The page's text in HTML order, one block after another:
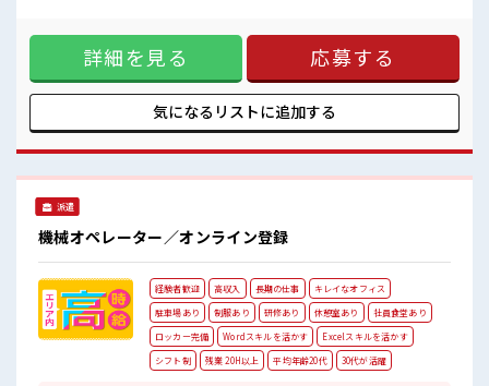
休憩所/ロッカーあり！
ム寮をご用意してます。 寮には駐車場も完備でマイカー通勤
もOK！ 現地までの移動交通費も支給！ なので遠方からお越
しの方も安心です♪ ＼おすすめポイント/ クリーンルーム内
で室内の温度・湿度もキチンと管理されており、 季節に関係
なく年間通して働きやすい環境です。 クリーンルームでの作
業や、 交替勤務の経験がある方もお待ちしております！ 丁寧
囲気 《20代～30代の男性スタッフさん多数カツヤク中》 キレ
イ&空調完備でカイテキな職場環境☆ 近くにコンビニがある
詳細を見る 応募する
気になるリストに追加する
派遣
機械オペレーター／オンライン登録
経験者歓迎 高収入 長期の仕事
キレイなオフィス
駐車場あり
制服あり 研修あり 休憩室あり
社員食堂あり
ロッカー完備
Wordスキルを活かす
Excelスキルを活かす
シフト制
残業 20H以上 平均年齢20代 30代が活躍